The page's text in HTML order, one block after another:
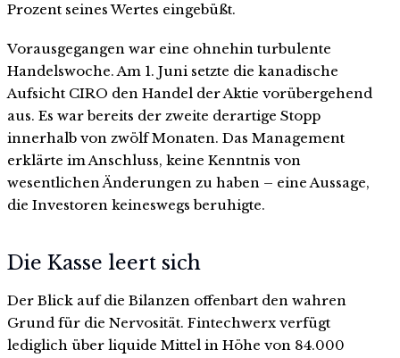
Prozent seines Wertes eingebüßt.
Vorausgegangen war eine ohnehin turbulente
Handelswoche. Am 1. Juni setzte die kanadische
Aufsicht CIRO den Handel der Aktie vorübergehend
aus. Es war bereits der zweite derartige Stopp
innerhalb von zwölf Monaten. Das Management
erklärte im Anschluss, keine Kenntnis von
wesentlichen Änderungen zu haben – eine Aussage,
die Investoren keineswegs beruhigte.
Die Kasse leert sich
Der Blick auf die Bilanzen offenbart den wahren
Grund für die Nervosität. Fintechwerx verfügt
lediglich über liquide Mittel in Höhe von 84.000